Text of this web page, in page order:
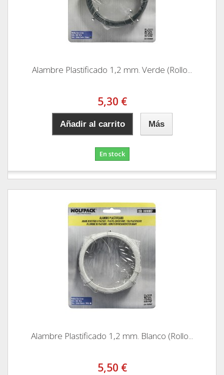
Alambre Plastificado 1,2 mm. Verde (Rollo...
5,30 €
Añadir al carrito Más
En stock
Alambre Plastificado 1,2 mm. Blanco (Rollo...
5,50 €